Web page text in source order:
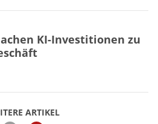
ARTIKEL
zurückweiter
KI-Investitionen zu